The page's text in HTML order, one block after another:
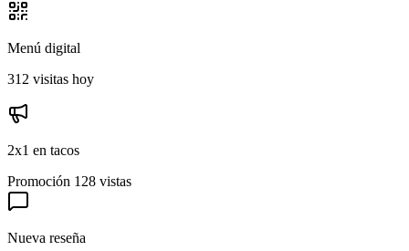
Menú digital
312 visitas hoy
2x1 en tacos
Promoción 128 vistas
Nueva reseña